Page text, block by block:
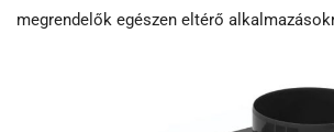
megrendelők egészen eltérő